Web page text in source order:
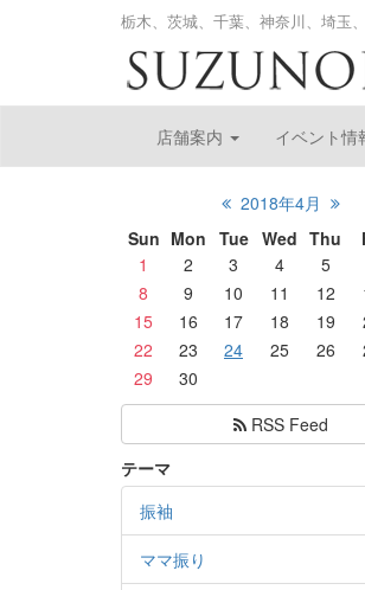
栃木、茨城、千葉、神奈川、埼玉
店舗案内 イベント情
2018年4月
Sun Mon Tue Wed Thu
1
2 3 4 5
8
9 10 11 12
15
16 17 18 19
22
23 24 25 26
29
30
RSS Feed
テーマ
振袖
ママ振り